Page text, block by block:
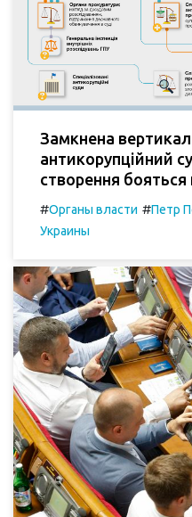
Замкнена
антикорупційний
створення бояться
#Органы власти #Петр
Украины